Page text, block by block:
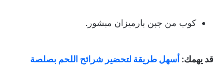
كوب من جبن بارميزان مبشور.
قد يهمك: أسهل طريقة لتحضير شرائح اللحم بصلصة